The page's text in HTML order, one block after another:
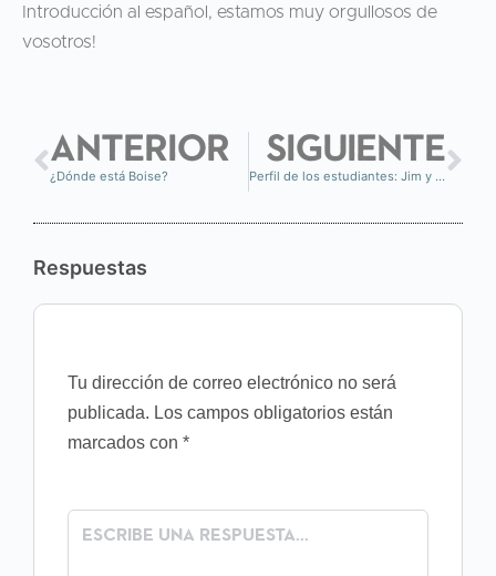
Introducción al español, estamos muy orgullosos de
vosotros!
ANTERIOR
¿Dónde está Boise?
SIGUIENTE
Perfil de los estudiantes: Jim y Jo
Respuestas
Tu dirección de correo electrónico no será
publicada. Los campos obligatorios están
marcados con *